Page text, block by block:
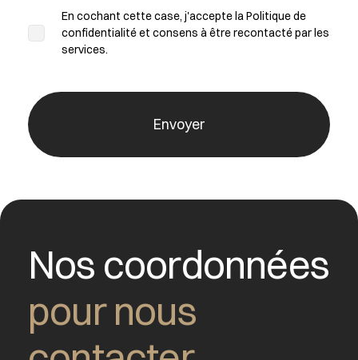
En cochant cette case, j'accepte la Politique de
confidentialité et consens à être recontacté par les
services.
Nos coordonnées
pour nous